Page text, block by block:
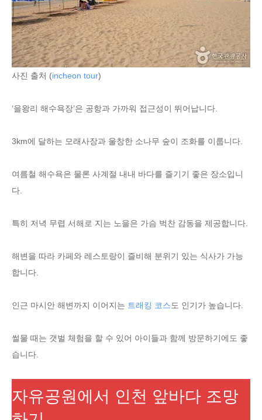
사진 출처 (incheon tour)
‘을왕리 해수욕장’은 공항과 가까워 접근성이 뛰어납니다.
3km에 달하는 모래사장과 울창한 소나무 숲이 조화를 이룹니다.
여름철 해수욕은 물론 사계절 내내 바다를 즐기기 좋은 장소입니
다.
특히 저녁 무렵 서해로 지는 노을은 가슴 벅찬 감동을 제공합니다.
해변을 따라 카페와 레스토랑이 즐비해 분위기 있는 식사가 가능
합니다.
인근 마시안 해변까지 이어지는 트래킹 코스도 인기가 높습니다.
썰물 때는 갯벌 체험을 할 수 있어 아이들과 함께 방문하기에도 좋
습니다.
자유공원에서 인천 앞바다 조망